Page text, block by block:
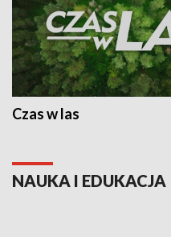
Czas w las
NAUKA I EDUKACJA